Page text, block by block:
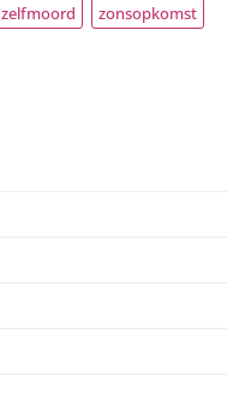
zelfmoord zonsopkomst